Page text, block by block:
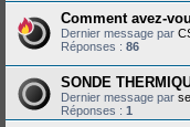
Comment avez-
Dernier message par
Réponses : 86
SONDE
Dernier message par
Réponses : 1